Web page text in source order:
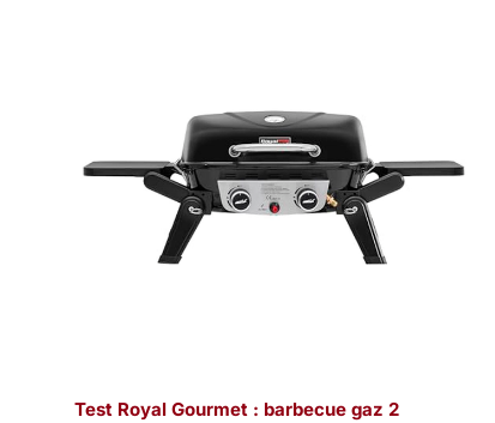
Test Royal Gourmet : barbecue gaz 2